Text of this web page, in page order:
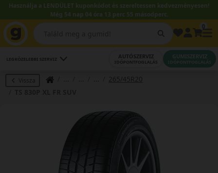
Használja a LENDÜLET kuponkódot és szereltessen kedvezményesen!
Még 54 nap 04 óra 13 perc 55 másodperc.
LEGKÖZELEBBI SZERVIZ AUTÓSZERVIZ
IDŐPONTFOGLALÁS
GUMISZERVIZ
IDŐPONTFOGLALÁS
Vissza
265/45R20